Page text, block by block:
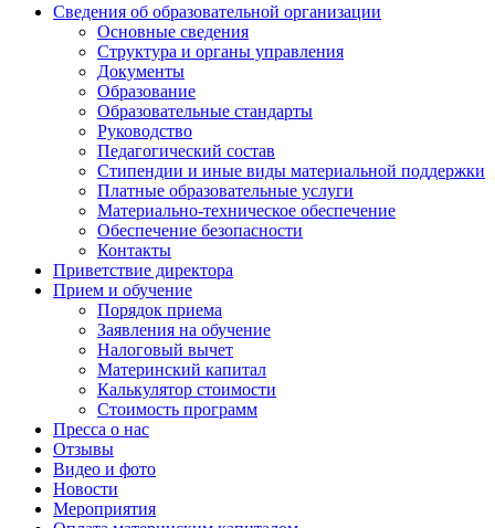
Сведения об образовательной организации
Основные сведения
Структура и органы управления
Документы
Образование
Образовательные стандарты
Руководство
Педагогический состав
Стипендии и иные виды материальной поддержки
Платные образовательные услуги
Материально-техническое обеспечение
Обеспечение безопасности
Контакты
Приветствие директора
Прием и обучение
Порядок приема
Заявления на обучение
Налоговый вычет
Материнский капитал
Калькулятор стоимости
Стоимость программ
Пресса о нас
Отзывы
Видео и фото
Новости
Мероприятия